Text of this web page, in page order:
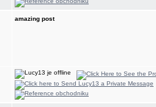
amazing post